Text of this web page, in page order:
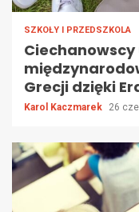
SZKOŁY I PRZEDSZKOLA
Grecji dzięki
Karol Kaczmarek 26